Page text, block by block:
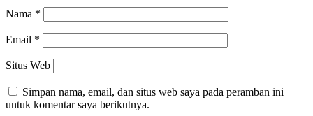
Nama *
Email *
Situs Web
Simpan nama, email, dan situs web saya pada peramban ini
untuk komentar saya berikutnya.